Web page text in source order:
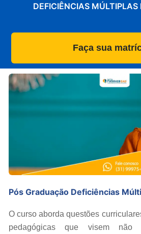
DEFICIÊNCIAS MÚLTIPLAS
Faça sua
Pós Graduação Deficiências
O curso aborda questões
pedagógicas que visem não